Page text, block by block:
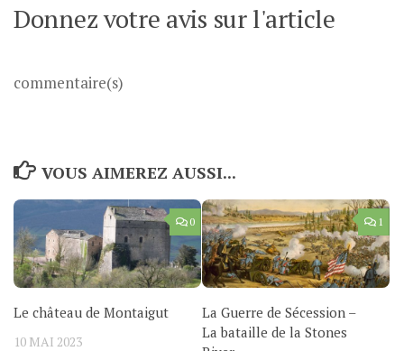
Donnez votre avis sur l'article
commentaire(s)
VOUS AIMEREZ AUSSI...
0
Le château de Montaigut
10 MAI 2023
1
La Guerre de Sécession –
La bataille de la Stones